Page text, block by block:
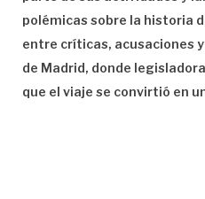
polémicas sobre la historia
entre críticas, acusaciones
de Madrid, donde
que el viaje se convirtió en